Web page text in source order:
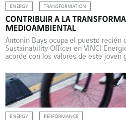
ENERGY TRANSFORMATION
CONTRIBUIR A LA
MEDIOAMBIENTAL
Antonin Buys ocupa el puesto recién
Sustainability Officer en VINCI
acorde con los valores de este joven
Antonin Buys tuvo claro que su
preservar el medio ambiente
ENERGY PERFORMANCE